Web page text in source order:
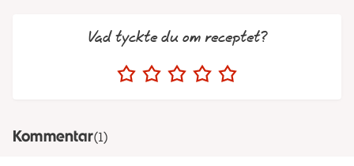
Vad tyckte du om receptet?
Kommentar(1)